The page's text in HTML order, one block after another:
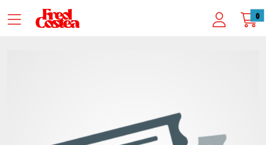
Zum Hauptinhalt springen 0
Startseite